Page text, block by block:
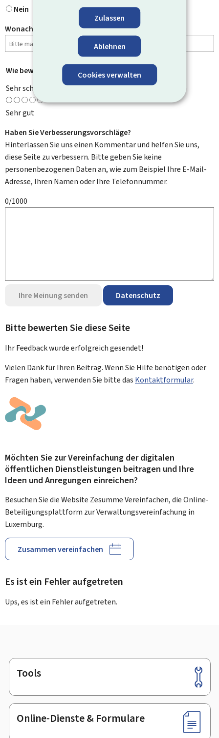
Zulassen
Ablehnen
Cookies verwalten
Nein
Wonach haben Sie gesucht?
Wie bewerten Sie diese Seite?
Sehr schlecht
Sehr gut
Haben Sie Verbesserungsvorschläge?
Hinterlassen Sie uns einen Kommentar und helfen Sie uns,
diese Seite zu verbessern. Bitte geben Sie keine
personenbezogenen Daten an, wie zum Beispiel Ihre E-Mail-
Adresse, Ihren Namen oder Ihre Telefonnummer.
0/1000
Ihre Meinung senden Datenschutz
Bitte bewerten Sie diese Seite
Ihr Feedback wurdeerfolgreichgesendet!
Vielen Dank für Ihren Beitrag. Wenn Sie Hilfe benötigen oder
Fragen haben, verwenden Sie bitte das Kontaktformular.
Möchten Sie zur Vereinfachung der digitalen
öffentlichen Dienstleistungen beitragen und Ihre
Ideen und Anregungen einreichen?
Besuchen Sie die Website Zesumme Vereinfachen, die Online-
Beteiligungsplattform zur Verwaltungsvereinfachung in
Luxemburg.
Zusammen vereinfachen
Es ist ein Fehler aufgetreten
Ups, es ist ein Fehler aufgetreten.
Footer
Tools
Online-Dienste & Formulare